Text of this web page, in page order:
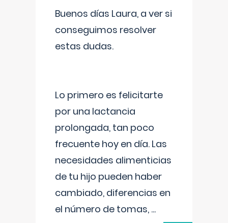
Buenos días Laura, a ver si
conseguimos resolver
estas dudas.
Lo primero es felicitarte
por una lactancia
prolongada, tan poco
frecuente hoy en día. Las
necesidades alimenticias
de tu hijo pueden haber
cambiado, diferencias en
el número de tomas, ...